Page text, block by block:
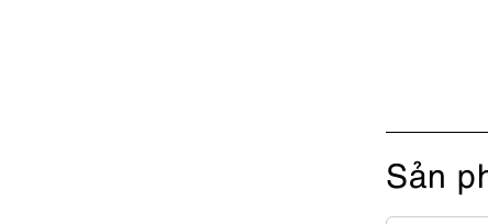
Sản